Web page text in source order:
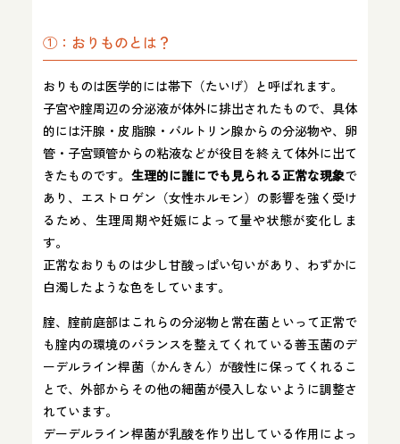
①：おりものとは？
おりものは医学的には帯下（たいげ）と呼ばれます。
子宮や腟周辺の分泌液が体外に排出されたもので、具体
的には汗腺・皮脂腺・バルトリン腺からの分泌物や、卵
管・子宮頸管からの粘液などが役目を終えて体外に出て
きたものです。 生理的に誰にでも見られる正常な現象で
あり、エストロゲン（女性ホルモン）の影響を強く受け
るため、生理周期や妊娠によって量や状態が変化しま
す。
正常なおりものは少し甘酸っぱい匂いがあり、わずかに
白濁したような色をしています。
腟、腟前庭部はこれらの分泌物と常在菌といって正常で
も腟内の環境のバランスを整えてくれている善玉菌のデ
ーデルライン桿菌（かんきん）が酸性に保ってくれるこ
とで、外部からその他の細菌が侵入しないように調整さ
れています。
デーデルライン桿菌が乳酸を作り出している作用によっ